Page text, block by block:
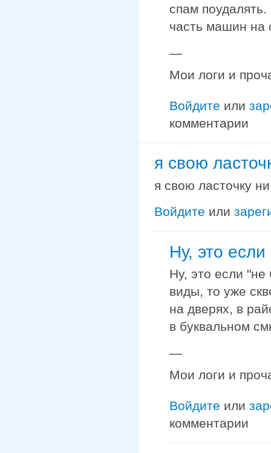
спам
часть машин на
—
Мои логи и
Войдите или
комментарии
я свою
я свою ласточку
Войдите или
Ну, это
Ну, это если
виды, то уже
на дверях, в
в буквальном
—
Мои логи и
Войдите или
комментарии